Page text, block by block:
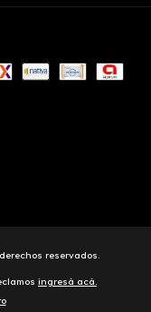
reservados.
ingresá acá.